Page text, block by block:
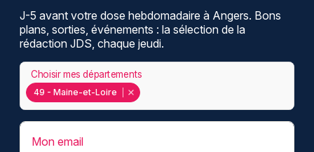
J-5 avant votre dose hebdomadaire à Angers. Bons
plans, sorties, événements : la sélection de la
rédaction JDS, chaque jeudi.
49 - Maine-et-Loire
Choisir mes départements
Mon email